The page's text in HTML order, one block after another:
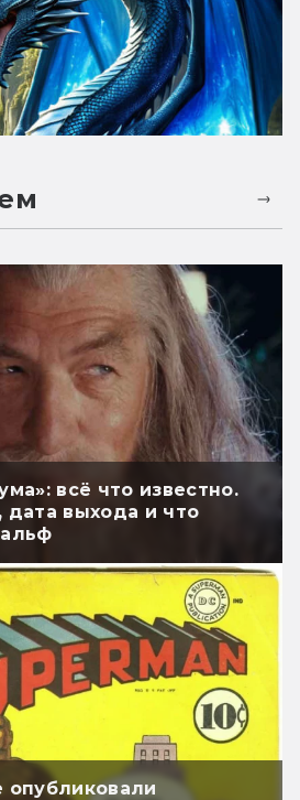
всё что известно.
выхода и что
опубликовали